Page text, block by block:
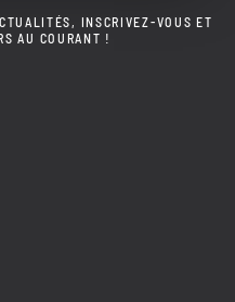
INSCRIVEZ-VOUS ET
AU COURANT !